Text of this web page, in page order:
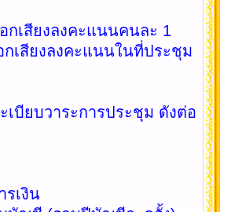
ยงลงคะแนนคนละ 1
เสียงลงคะแนนในที่ประชุม
วาระการประชุม ดังต่อ
งิน